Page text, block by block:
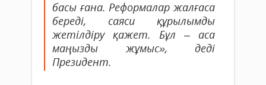
басы ғана. Реформалар жалғаса
береді, саяси құрылымды
жетілдіру қажет. Бұл – аса
маңызды жұмыс», деді
Президент.